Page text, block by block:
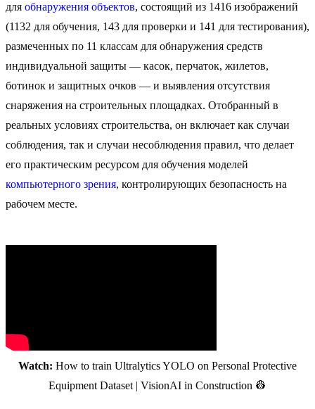
для обнаружения объектов, состоящий из 1416 изображений
(1132 для обучения, 143 для проверки и 141 для тестирования),
размеченных по 11 классам для обнаружения средств
индивидуальной защиты — касок, перчаток, жилетов,
ботинок и защитных очков — и выявления отсутствия
снаряжения на строительных площадках. Отобранный в
реальных условиях строительства, он включает как случаи
соблюдения, так и случаи несоблюдения правил, что делает
его практическим ресурсом для обучения моделей
компьютерного зрения, контролирующих безопасность на
рабочем месте.
Watch: How to train Ultralytics YOLO on Personal Protective
Equipment Dataset | VisionAI in Construction 👷